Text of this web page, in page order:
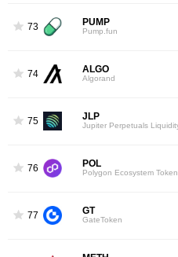
73 PUMP
Pump.fun
74 ALGO
Algorand
75 JLP
76 POL
Polygon Ecosystem Token
77 GT
GateToken